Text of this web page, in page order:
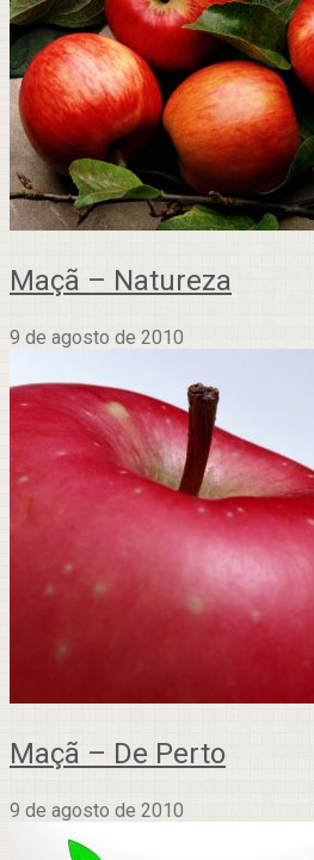
Maçã – Natureza
9 de agosto de 2010
Maçã – De Perto
9 de agosto de 2010